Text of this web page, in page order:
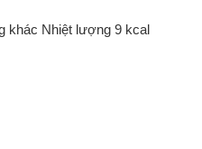
khác Nhiệt lượng 9 kcal